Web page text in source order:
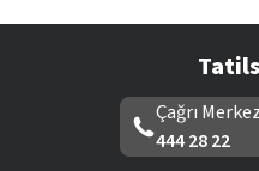
Çağrı
444 28 22